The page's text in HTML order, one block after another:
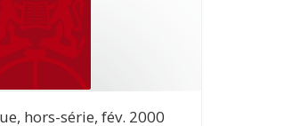
hors-série, fév. 2000